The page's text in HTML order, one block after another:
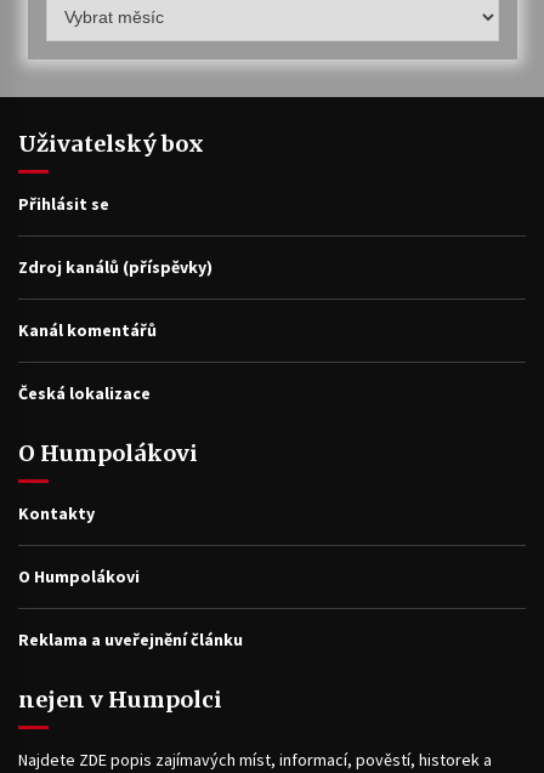
archiv
Uživatelský box
Přihlásit se
Zdroj kanálů (příspěvky)
Kanál komentářů
Česká lokalizace
O Humpolákovi
Kontakty
O Humpolákovi
Reklama a uveřejnění článku
nejen v Humpolci
Najdete ZDE popis zajímavých míst, informací, pověstí, historek a